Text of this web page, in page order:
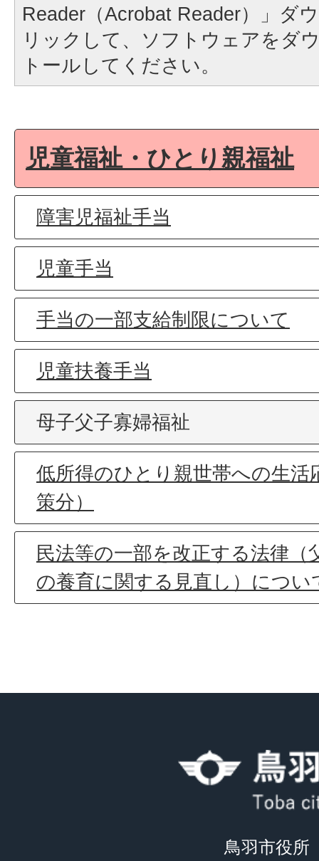
Reader（Acrobat Reader）」ダ
リックして、ソフトウェアをダ
トールしてください。
児童福祉・ひとり親福祉
障害児福祉手当
児童手当
手当の一部支給制限について
児童扶養手当
母子父子寡婦福祉
低所得のひとり親世帯への生活
策分）
民法等の一部を改正する法律（
の養育に関する見直し）につい
鳥羽市役所